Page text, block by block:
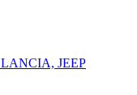
JEEP